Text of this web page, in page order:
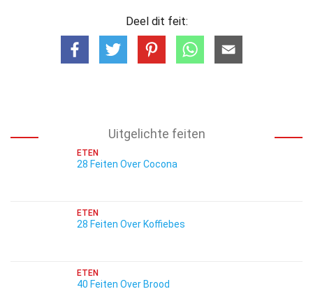
Deel dit feit:
Uitgelichte feiten
ETEN
28 Feiten Over Cocona
ETEN
28 Feiten Over Koffiebes
ETEN
40 Feiten Over Brood